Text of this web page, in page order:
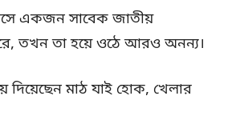
একজন সাবেক জাতীয়
তখন তা হয়ে ওঠে আরও অনন্য।
দিয়েছেন মাঠ যাই হোক, খেলার